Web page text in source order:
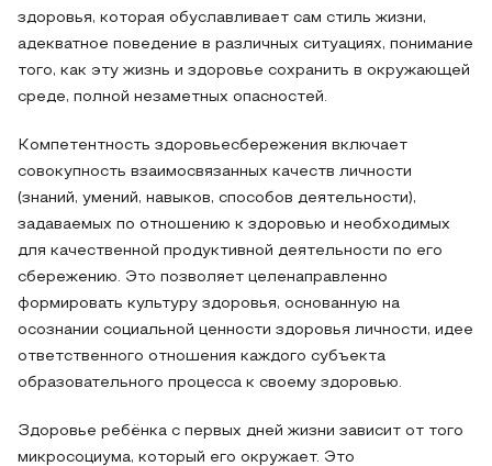
здоровья, которая обуславливает сам стиль жизни,
адекватное поведение в различных ситуациях, понимание
того, как эту жизнь и здоровье сохранить в окружающей
среде, полной незаметных опасностей.
Компетентность здоровьесбережения включает
совокупность взаимосвязанных качеств личности
(знаний, умений, навыков, способов деятельности),
задаваемых по отношению к здоровью и необходимых
для качественной продуктивной деятельности по его
сбережению. Это позволяет целенаправленно
формировать культуру здоровья, основанную на
осознании социальной ценности здоровья личности, идее
ответственного отношения каждого субъекта
образовательного процесса к своему здоровью.
Здоровье ребёнка с первых дней жизни зависит от того
микросоциума, который его окружает. Это